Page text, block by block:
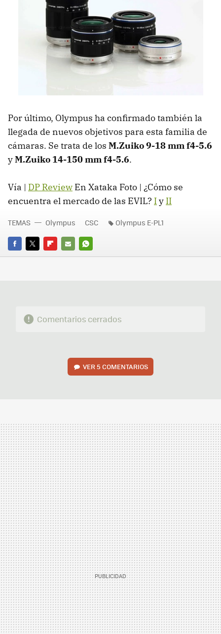
Por último, Olympus ha confirmado también la
llegada de nuevos objetivos para esta familia de
cámaras. Se trata de los M.Zuiko 9-18 mm f4-5.6
yM.Zuiko 14-150 mm f4-5.6.
Vía | DP Review En Xataka Foto | ¿Cómo se
encuentra el mercado de las EVIL? Iy II
FACEBOOK
TWITTERFLIPBOARD
E-
WHATSAPP
TEMAS Olympus CSC Olympus E-PL1
Comentarios cerrados
VER 5 COMENTARIOS